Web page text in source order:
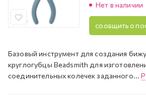
Нет в наличии
СООБЩИТЬ О
Базовый инструмент для создания
круглогубцы Beadsmith для
соединительных колечек заданного...